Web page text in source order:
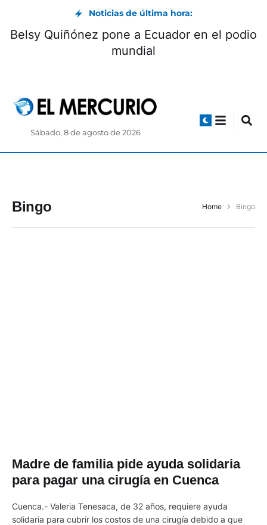
Noticias de última hora:
Belsy Quiñónez pone a Ecuador en el podio
mundial
Sábado, 8 de agosto de 2026
Bingo Home Bingo
Madre de familia pide ayuda solidaria
para pagar una cirugía en Cuenca
Cuenca.- Valeria Tenesaca, de 32 años, requiere ayuda
solidaria para cubrir los costos de una cirugía debido a que